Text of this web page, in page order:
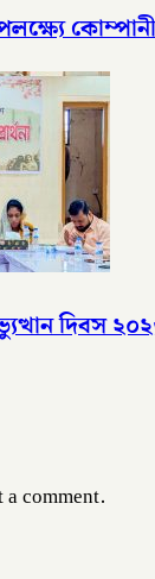
দিবস
a comment.